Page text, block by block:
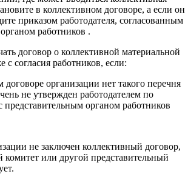
в коллективном договоре, а если он
приказом работодателя, согласованным
работников .
договор о коллективной материальной
с согласия работников, если:
договоре организации нет такого перечня
не утвержден работодателем по
представительным органом работников
не заключен коллективный договор,
или другой представительный